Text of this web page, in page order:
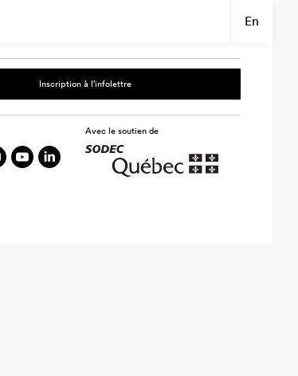
En
Inscription à l’infolettre
Avec le soutien de